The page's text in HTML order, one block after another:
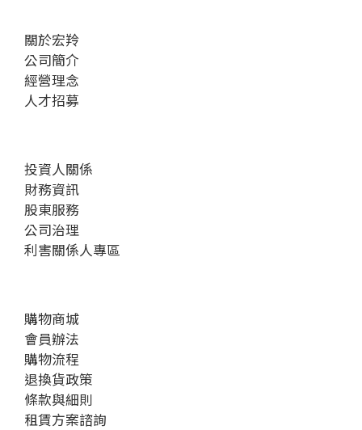
關於宏羚
公司簡介
經營理念
人才招募
投資人關係
財務資訊
股東服務
公司治理
利害關係人專區
購物商城
會員辦法
購物流程
退換貨政策
條款與細則
租賃方案諮詢